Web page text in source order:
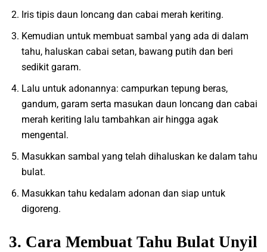
Iris tipis daun loncang dan cabai merah keriting.
Kemudian untuk membuat sambal yang ada di dalam
tahu, haluskan cabai setan, bawang putih dan beri
sedikit garam.
Lalu untuk adonannya: campurkan tepung beras,
gandum, garam serta masukan daun loncang dan cabai
merah keriting lalu tambahkan air hingga agak
mengental.
Masukkan sambal yang telah dihaluskan ke dalam tahu
bulat.
Masukkan tahu kedalam adonan dan siap untuk
digoreng.
3. Cara Membuat Tahu Bulat Unyil